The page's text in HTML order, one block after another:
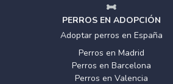
PERROS EN ADOPCIÓN
Adoptar perros en España
Perros en Madrid
Perros en Barcelona
Perros en Valencia